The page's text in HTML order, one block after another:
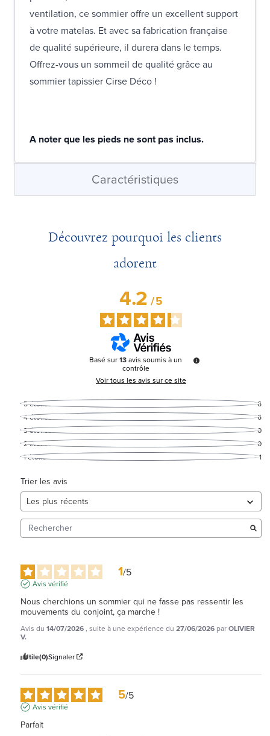
ventilation, ce sommier offre un excellent support
à votre matelas. Et avec sa fabrication française
de qualité supérieure, il durera dans le temps.
Offrez-vous un sommeil de qualité grâce au
sommier tapissier Cirse Déco !
A noter que les pieds ne sont pas inclus.
Caractéristiques
Découvrez pourquoi les clients
adorent
4.2/5
Basé sur13avis soumis à un
contrôle
Voir tous les avis sur ce site
5étoiles
6
4étoiles
6
3étoiles
0
2étoiles
0
1étoile 1
Trier les avis
1/5
Avis vérifié
Nous cherchions un sommier qui ne fasse pas ressentir les
mouvements du conjoint, ça marche !
Avis du 14/07/2026, suite à une expérience du 27/06/2026 parOLIVIER
V.
Utile(0)Signaler
5/5
Avis vérifié
Parfait